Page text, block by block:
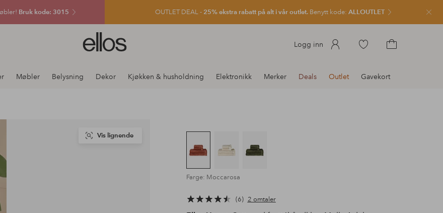
Bruk kode: 3015 OUTLET DEAL - 25% ekstra rabatt på alt i vår outlet. Benytt kode: ALLOUTLET Lukk
Ellos
logo
gå
Logg inn
Gå
produkterhandlekurven
Møbler Belysning Dekor Kjøkken & husholdning Elektronikk Merker Deals Outlet Gavekort
Vis lignende
Farge: Moccarosa
6 2 omtaler